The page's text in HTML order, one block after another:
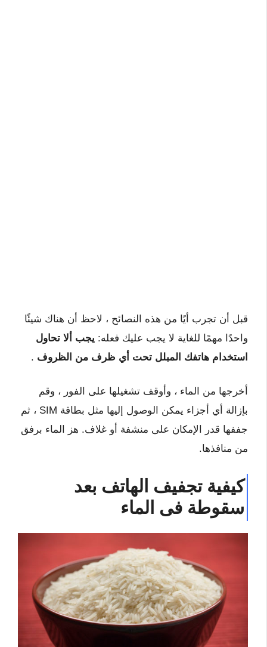
قبل أن تجرب أيًا من هذه النصائح ، لاحظ أن هناك شيئًا
واحدًا مهمًا للغاية لا يجب عليك فعله: يجب ألا تحاول
استخدام هاتفك المبلل تحت أي ظرف من الظروف .
أخرجها من الماء ، وأوقف تشغيلها على الفور ، وقم
بإزالة أي أجزاء يمكن الوصول إليها مثل بطاقة SIM ، ثم
جففها قدر الإمكان على منشفة أو غلاف. هز الماء برفق
من منافذها.
كيفية تجفيف الهاتف بعد
سقوطة فى الماء